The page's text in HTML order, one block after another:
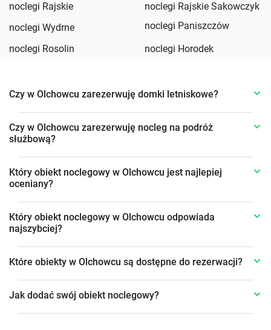
noclegi Rajskie
noclegi Rajskie Sakowczyk
noclegi Wydrne
noclegi Paniszczów
noclegi Rosolin
noclegi Horodek
Czy w Olchowcu zarezerwuję domki letniskowe?
Czy w Olchowcu zarezerwuję nocleg na podróż
służbową?
Który obiekt noclegowy w Olchowcu jest najlepiej
oceniany?
Który obiekt noclegowy w Olchowcu odpowiada
najszybciej?
Które obiekty w Olchowcu są dostępne do rezerwacji?
Jak dodać swój obiekt noclegowy?